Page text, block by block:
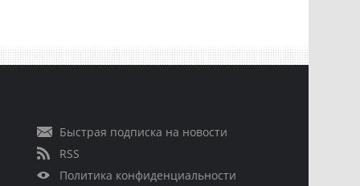
Быстрая подписка на новости
RSS
Политика конфиденциальности